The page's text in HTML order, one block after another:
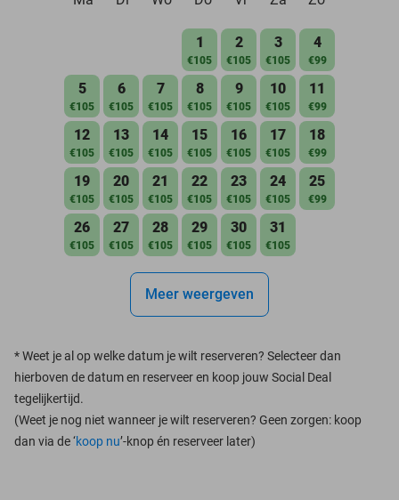
1
€105
2
€105
3
€105
4
€99
5
€105
6
€105
7
€105
8
€105
9
€105
10
€105
11
€99
12
€105
13
€105
14
€105
15
€105
16
€105
17
€105
18
€99
19
€105
20
€105
21
€105
22
€105
23
€105
24
€105
25
€99
26
€105
27
€105
28
€105
29
€105
30
€105
31
€105
Meer weergeven
*Weet je al op welke datum je wilt reserveren? Selecteer dan
hierboven de datum en reserveer en koop jouw Social Deal
tegelijkertijd.
(Weet je nog niet wanneer je wilt reserveren? Geen zorgen: koop
dan via de ‘koop nu’-knop én reserveer later)